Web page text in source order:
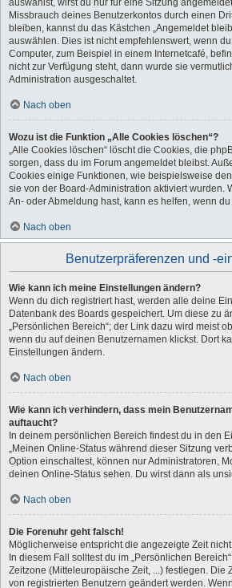
auswählst, wirst du nur für eine Sitzung
Missbrauch deines Benutzerkontos durch einen
bleiben, kannst du das Kästchen „Angemeldet
auswählen. Dies ist nicht empfehlenswert, wenn
Computer, zum Beispiel in einem Internetcafé,
nicht zur Verfügung steht, dann wurde sie
Administration ausgeschaltet.
Nach oben
Wozu ist die Funktion „Alle Cookies löschen“?
„Alle Cookies löschen“ löscht die Cookies, die
sorgen, dass du im Forum angemeldet bleibst.
Cookies einige Funktionen, wie beispielsweise den
sie von der Board-Administration aktiviert wurden.
An- oder Abmeldung hast, kann es helfen, wenn
Nach oben
Benutzerpräferenzen und -
Wie kann ich meine Einstellungen ändern?
Wenn du dich registriert hast, werden alle deine
Datenbank des Boards gespeichert. Um diese zu
„Persönlichen Bereich“; der Link dazu wird meist
wenn du auf deinen Benutzernamen klickst. Dort
Einstellungen ändern.
Nach oben
Wie kann ich verhindern, dass mein
auftaucht?
In deinem persönlichen Bereich findest du in den
„Meinen Online-Status während dieser Sitzung
Option einschaltest, können nur Administratoren,
deinen Online-Status sehen. Du wirst dann als
Nach oben
Die Forenuhr geht falsch!
Möglicherweise entspricht die angezeigte Zeit
In diesem Fall solltest du im „Persönlichen
Zeitzone (Mitteleuropäische Zeit, ...) festlegen. Die
von registrierten Benutzern geändert werden.